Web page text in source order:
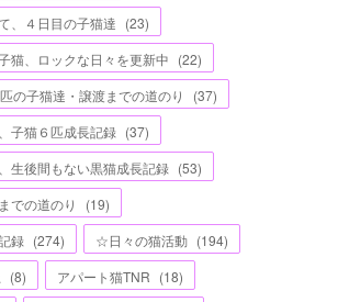
、４日目の子猫達 (23)
猫、ロックな日々を更新中 (22)
の子猫達・譲渡までの道のり
(37)
子猫６匹成長記録 (37)
生後間もない黒猫成長記録 (53)
での道のり
(19)
録 (274) ☆日々の猫活動 (194)
(8) アパート猫TNR (18)